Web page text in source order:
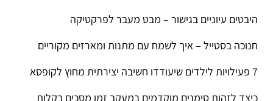
היבטים עיוניים בגישור – מבט מעבר לפרקטיקה
חנוכה בסטייל – איך לשמח עם מתנות ומארזים מקוריים
7 פעילויות לילדים שיעודדו חשיבה יצירתית מחוץ לקופסא
כיצד לזהות סימנים מוקדמים במעקב זמן מסכים בקלות